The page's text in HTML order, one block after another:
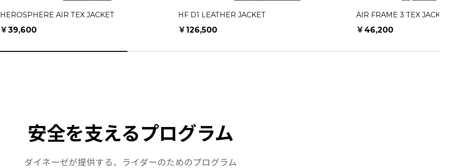
HEROSPHERE AIR TEX JACKET
￥39,600
HF D1 LEATHER JACKET
￥126,500
AIR FRAME 3 TEX JACKET
￥46,200
安全を支えるプログラム
ダイネーゼが提供する、ライダーのためのプログラム